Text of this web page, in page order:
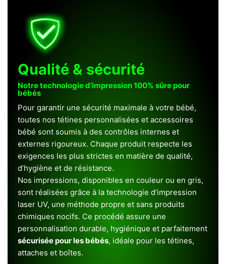
Qualité & sécurité
Notre technologie d’impression 100% sûre pour
bébés
Pour garantir une sécurité maximale à votre bébé,
toutes nos tétines personnalisées et accessoires
bébé sont soumis à des contrôles internes et
externes rigoureux. Chaque produit respecte les
exigences les plus strictes en matière de qualité,
d’hygiène et de résistance.
Nos impressions, disponibles en couleur ou en gris,
sont réalisées grâce à la technologie d’impression
laser UV, une méthode propre et sans produits
chimiques nocifs. Ce procédé assure une
personnalisation durable, hygiénique et parfaitement
sécurisée pour les bébés, idéale pour les tétines,
attaches et boîtes.